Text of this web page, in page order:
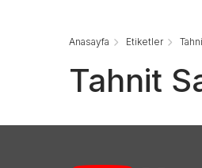
Anasayfa Etiketler
Tahnit